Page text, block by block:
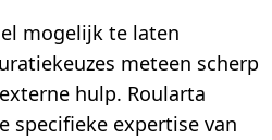
mogelijk te laten
meteen scherp
hulp. Roularta
specifieke expertise van